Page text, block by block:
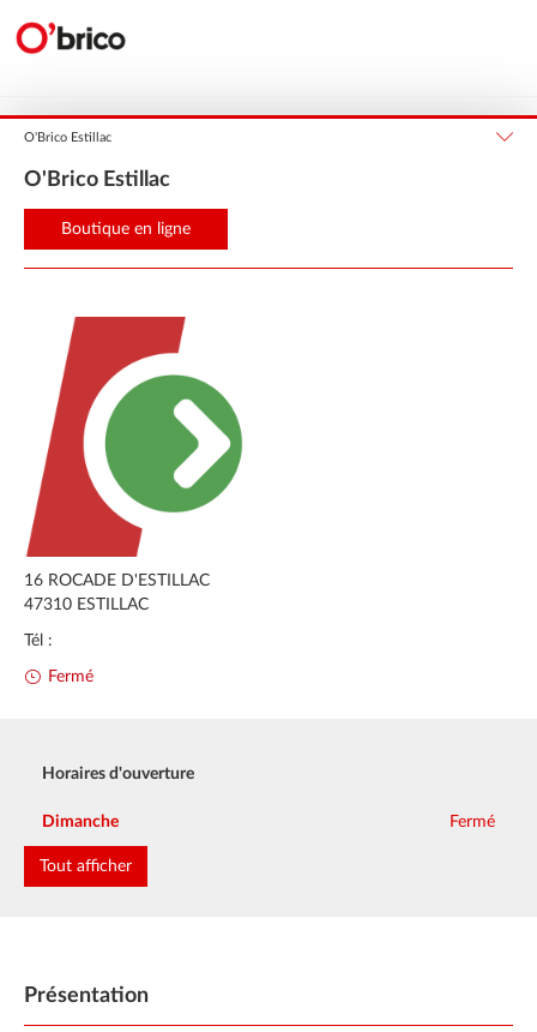
Nouvelle-Aquitaine
O'Brico Estillac
O'Brico Estillac
Boutique en ligne
16 ROCADE D'ESTILLAC
47310 ESTILLAC
Tél :
Fermé
Horaires d'ouverture
Lundi
Mardi
Mercredi
Jeudi
Vendredi
Samedi 9:00 - 12:00
Dimanche Fermé
Tout afficher
Présentation